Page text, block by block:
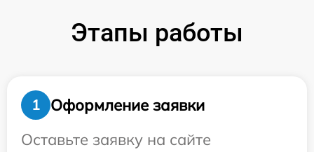
Этапы работы
1
Оформление заявки
Оставьте заявку на сайте